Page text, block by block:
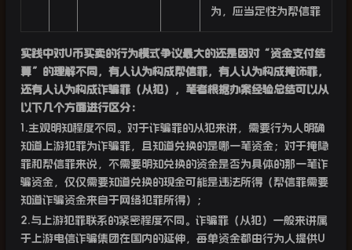
为，应当定性为帮信罪
实践中对U币买卖的行为模式争议最大的还是因对“资金支付结
算”的理解不同，有人认为构成帮信罪，有人认为构成掩饰罪，
还有人认为构成诈骗罪（从犯），笔者根据办案经验总结可以从
以下几个方面进行区分：
1.主观明知程度不同。对于诈骗罪的从犯来讲，需要行为人明确
知道上游犯罪为诈骗罪，且知道兑换的是哪一笔资金；对于掩隐
罪和帮信罪来说，不需要明知兑换的资金是否为具体的那一笔诈
骗资金，仅仅需要知道兑换的现金可能是违法所得（帮信罪需要
知道诈骗资金来自于网络犯罪所得）；
2.与上游犯罪联系的紧密程度不同。诈骗罪（从犯）一般来讲属
于上游电信诈骗集团在国内的延伸，每单资金都由行为人提供U